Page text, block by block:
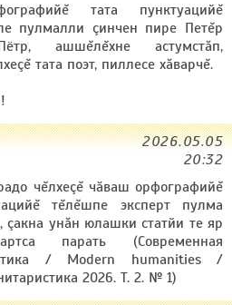
тата пунктуацийĕ
пулмалли çинчен пире Петĕр
ашшĕлĕхне астумстăп,
тата поэт, пиллесе хăварчĕ.
2026.05.05
20:32
чĕлхеçĕ чӑваш орфографийĕ
тĕлĕшпе эксперт пулма
çакна унăн юлашки статйи те яр
парать (Современная
/ Modern humanities /
2026. Т. 2. № 1)